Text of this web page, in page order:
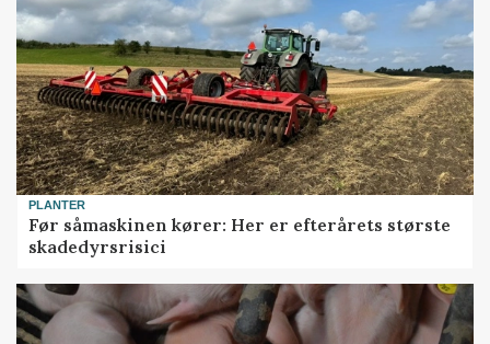
PLANTER
Før såmaskinen kører: Her er efterårets største
skadedyrsrisici